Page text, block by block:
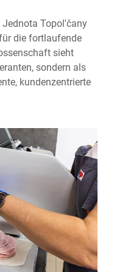
Jednota Topol'čany
die fortlaufende
sieht
sondern als
kundenzentrierte